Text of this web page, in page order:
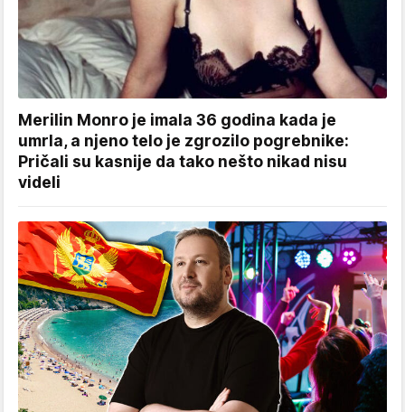
Merilin Monro je imala 36 godina kada je
umrla, a njeno telo je zgrozilo pogrebnike:
Pričali su kasnije da tako nešto nikad nisu
videli